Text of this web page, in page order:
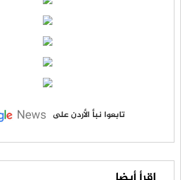
تابعوا نبأ الأردن على